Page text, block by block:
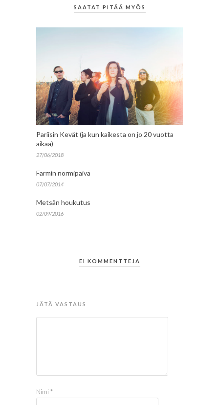
SAATAT PITÄÄ MYÖS
Pariisin Kevät (ja kun kaikesta on jo 20 vuotta
aikaa)
27/06/2018
Farmin normipäivä
07/07/2014
Metsän houkutus
02/09/2016
EI KOMMENTTEJA
JÄTÄ VASTAUS
Nimi *